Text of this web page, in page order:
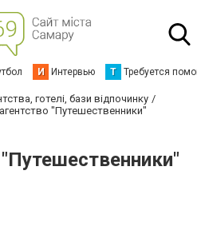
И Интервью Т Требуется
готелі, бази відпочинку
"Путешественники"